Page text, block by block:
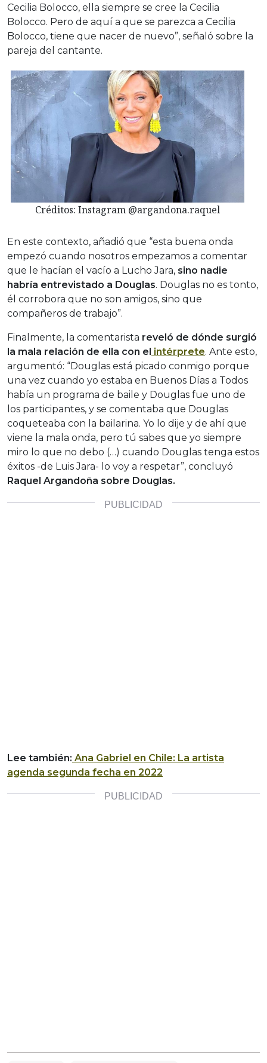
Cecilia Bolocco, ella siempre se cree la Cecilia
Bolocco. Pero de aquí a que se parezca a Cecilia
Bolocco, tiene que nacer de nuevo”, señaló sobre la
pareja del cantante.
Créditos: Instagram @argandona.raquel
En este contexto, añadió que “esta buena onda
empezó cuando nosotros empezamos a comentar
que le hacían el vacío a Lucho Jara, sino nadie
habría entrevistado a Douglas. Douglas no es tonto,
él corrobora que no son amigos, sino que
compañeros de trabajo”.
Finalmente, la comentarista reveló de dónde surgió
la mala relación de ella con el intérprete. Ante esto,
argumentó: “Douglas está picado conmigo porque
una vez cuando yo estaba en Buenos Días a Todos
había un programa de baile y Douglas fue uno de
los participantes, y se comentaba que Douglas
coqueteaba con la bailarina. Yo lo dije y de ahí que
viene la mala onda, pero tú sabes que yo siempre
miro lo que no debo (…) cuando Douglas tenga estos
éxitos -de Luis Jara- lo voy a respetar”, concluyó
Raquel Argandoña sobre Douglas.
Lee también: Ana Gabriel en Chile: La artista
agenda segunda fecha en 2022